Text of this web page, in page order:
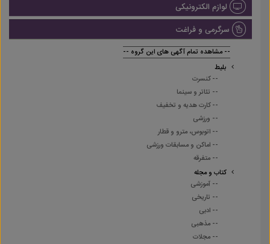
لوازم الکترونیکی
سرگرمی و فراغت
-- مشاهده تمام آگهی های این گروه --
بلیط
-- کنسرت
-- تئاتر و سینما
-- کارت هدیه و تخفیف
-- ورزشی
-- اتوبوس، مترو و قطار
-- اماکن و مسابقات ورزشی
-- متفرقه
کتاب و مجله
-- آموزشی
-- تاریخی
-- ادبی
-- مذهبی
-- مجلات